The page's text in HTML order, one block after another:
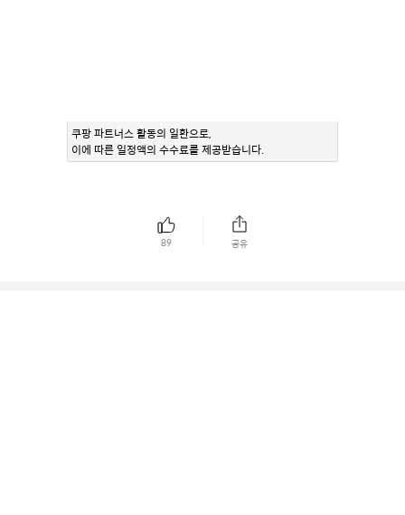
쿠팡 파트너스 활동의 일환으로,
이에 따른 일정액의 수수료를 제공받습니다.
89 공유